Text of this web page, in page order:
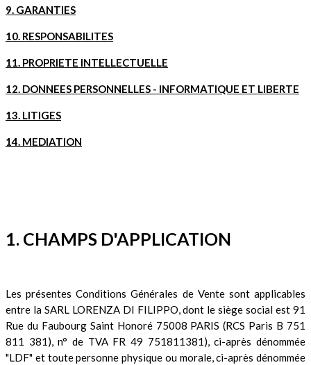
9. GARANTIES
10. RESPONSABILITES
11. PROPRIETE INTELLECTUELLE
12. DONNEES PERSONNELLES - INFORMATIQUE ET LIBERTE
13. LITIGES
14. MEDIATION
1. CHAMPS D'APPLICATION
Les présentes Conditions Générales de Vente sont applicables
entre la SARL LORENZA DI FILIPPO, dont le siège social est 91
Rue du Faubourg Saint Honoré 75008 PARIS (RCS Paris B 751
811 381), n° de TVA FR 49 751811381), ci-après dénommée
"LDF" et toute personne physique ou morale, ci-après dénommée